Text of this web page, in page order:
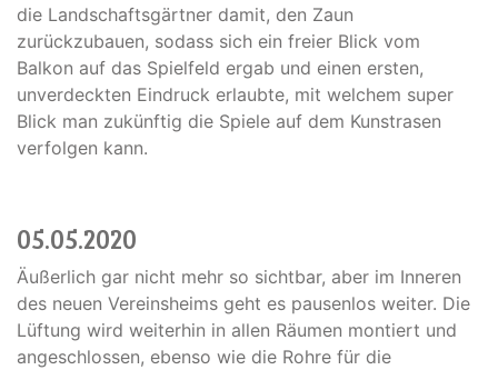
die Landschaftsgärtner damit, den Zaun
zurückzubauen, sodass sich ein freier Blick vom
Balkon auf das Spielfeld ergab und einen ersten,
unverdeckten Eindruck erlaubte, mit welchem super
Blick man zukünftig die Spiele auf dem Kunstrasen
verfolgen kann.
05.05.2020
Äußerlich gar nicht mehr so sichtbar, aber im Inneren
des neuen Vereinsheims geht es pausenlos weiter. Die
Lüftung wird weiterhin in allen Räumen montiert und
angeschlossen, ebenso wie die Rohre für die